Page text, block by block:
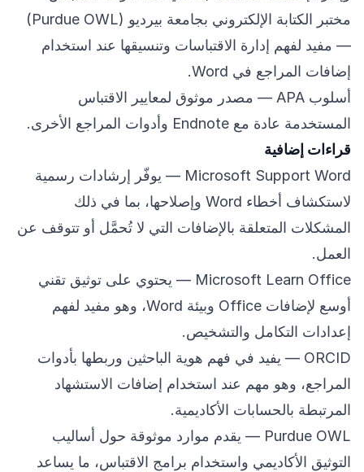
مختبر الكتابة الإلكتروني بجامعة بيرديو (Purdue OWL)
— مفيد لفهم إدارة الاقتباسات وتنسيقها عند استخدام
إضافات المراجع في Word.
أسلوب APA
— مصدر موثوق لمعايير الاقتباس
المستخدمة عادة مع Endnote وأدوات المراجع الأخرى.
قراءات إضافية
Microsoft Support Word — يوفّر إرشادات رسمية
لاستكشاف أخطاء Word وإصلاحها، بما في ذلك
المشكلات المتعلقة بالإضافات التي لا تُحمَّل أو تتوقف عن
العمل.
Microsoft Learn Office — يحتوي على توثيق تقني
أوسع لإضافات Office وبيئة Word، وهو مفيد لفهم
إعدادات التكامل والتشخيص.
ORCID — يفيد في فهم هوية الباحثين وربطها بأدوات
المراجع، وهو مهم عند استخدام إضافات الاستشهاد
المرتبطة بالحسابات الأكاديمية.
Purdue OWL — يقدم موارد موثوقة حول أساليب
التوثيق الأكاديمي واستخدام برامج الاقتباس، ما يساعد